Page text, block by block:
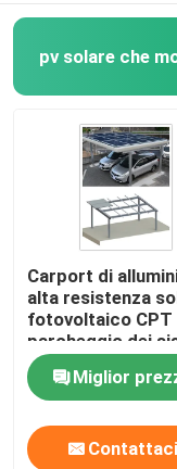
pv solare che
Carport di
alta resistenza
fotovoltaico CPT
parcheggio dei
del montaggio di
Miglior
Contattaci